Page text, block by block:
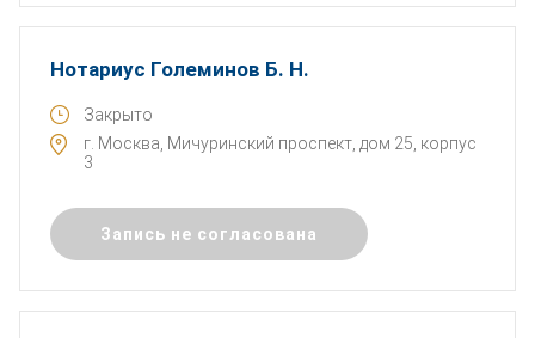
Нотариус Големинов Б. Н.
Закрыто
г. Москва, Мичуринский проспект, дом 25, корпус
3
Запись не согласована